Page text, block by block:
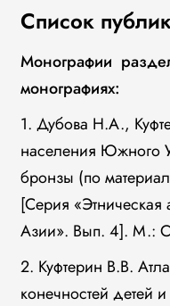
Список
Монографии
монографиях:
1. Дубова Н.А.,
населения Южного
бронзы (по
[Серия
Азии». Вып. 4]. М.:
2. Куфтерин В.В.
конечностей детей